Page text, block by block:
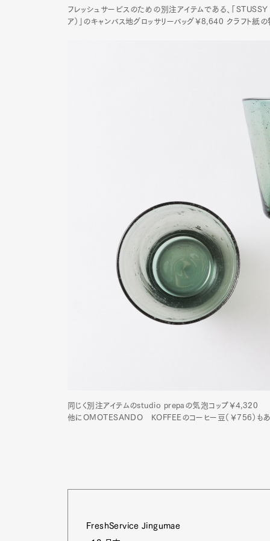
Pen
フレッシュサービスのための別注アイテムである、「
ア）」のキャンバス地グロッサリーバッグ￥8,640 クラフト紙
同じく別注アイテムのstudio prepaの気泡コップ￥4,320
他にOMOTESANDO KOFFEEのコーヒー豆（￥756）もあ
FreshService Jingumae